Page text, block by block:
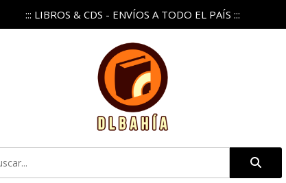
::: LIBROS & CDS - ENVÍOS A TODO EL PAÍS :::